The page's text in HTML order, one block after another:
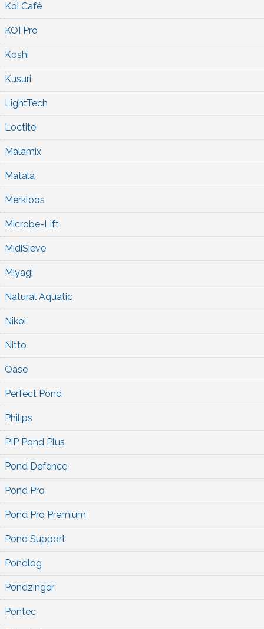
Koi Café
KOI Pro
Koshi
Kusuri
LightTech
Loctite
Malamix
Matala
Merkloos
Microbe-Lift
MidiSieve
Miyagi
Natural Aquatic
Nikoi
Nitto
Oase
Perfect Pond
Philips
PIP Pond Plus
Pond Defence
Pond Pro
Pond Pro Premium
Pond Support
Pondlog
Pondzinger
Pontec